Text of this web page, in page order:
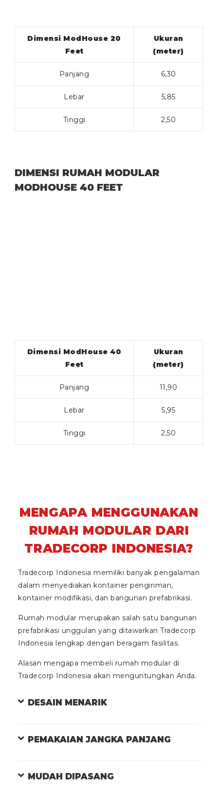
Dimensi ModHouse 20
Feet
Ukuran
(meter)
Panjang 6,30
Lebar 5,85
Tinggi 2,50
DIMENSI RUMAH MODULAR
MODHOUSE 40 FEET
Dimensi ModHouse 40
Feet
Ukuran
(meter)
Panjang 11,90
Lebar 5,95
Tinggi 2,50
MENGAPA MENGGUNAKAN
RUMAH MODULAR DARI
TRADECORP INDONESIA?
Tradecorp Indonesia memiliki banyak pengalaman
dalam menyediakan kontainer pengiriman,
kontainer modifikasi, dan bangunan prefabrikasi.
Rumah modular merupakan salah satu bangunan
prefabrikasi unggulan yang ditawarkan Tradecorp
Indonesia lengkap dengan beragam fasilitas.
Alasan mengapa membeli rumah modular di
Tradecorp Indonesia akan menguntungkan Anda.
DESAIN MENARIK
PEMAKAIAN JANGKA PANJANG
MUDAH DIPASANG